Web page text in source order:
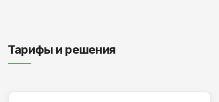
Тарифы и решения